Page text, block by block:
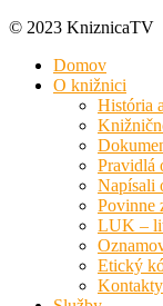
© 2023 KniznicaTV
Domov
O knižnici
História
Pravidlá
Napísali
Povinne
LUK –
Etický
Kontakty